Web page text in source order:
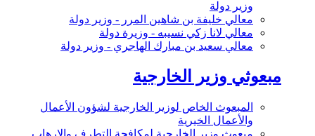
وزير دولة
معالي خليفة بن شاهين المرر - وزير دولة
معالي لانا زكي نسيبه - وزيرة دولة
معالي سعيد بن مبارك الهاجري - وزير دولة
مبعوثي وزير الخارجية
المبعوث الخاص لوزير الخارجية لشؤون الأعمال
والأعمال الخيرية